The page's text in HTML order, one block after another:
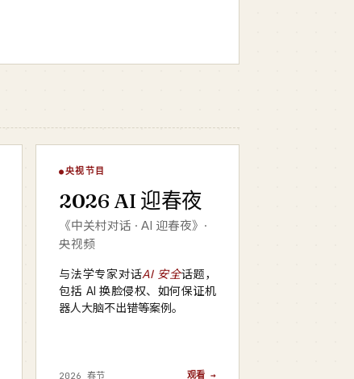
AI 迎春夜
央视频 · 2026
央视节目
2026 AI 迎春夜
《中关村对话 · AI 迎春夜》·
央视频
与法学专家对话AI 安全话题，
包括 AI 换脸侵权、如何保证机
器人大脑不出错等案例。
2026 春节 观看 →